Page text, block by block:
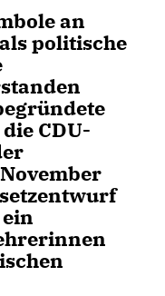
an
politische
CDU-